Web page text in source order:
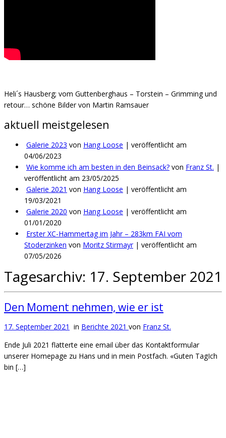
Heli´s Hausberg; vom Guttenberghaus – Torstein – Grimming und
retour… schöne Bilder von Martin Ramsauer
aktuell meistgelesen
Galerie 2023 von Hang Loose | veröffentlicht am
04/06/2023
Wie komme ich am besten in den Beinsack? von Franz St. |
veröffentlicht am 23/05/2025
Galerie 2021 von Hang Loose | veröffentlicht am
19/03/2021
Galerie 2020 von Hang Loose | veröffentlicht am
01/01/2020
Erster XC-Hammertag im Jahr – 283km FAI vom
Stoderzinken von Moritz Stirmayr| veröffentlicht am
07/05/2026
Tagesarchiv: 17. September 2021
Den Moment nehmen, wie er ist
17. September 2021 in Berichte 2021 von Franz St.
Ende Juli 2021 flatterte eine email über das Kontaktformular
unserer Homepage zu Hans und in mein Postfach. «Guten TagIch
bin […]